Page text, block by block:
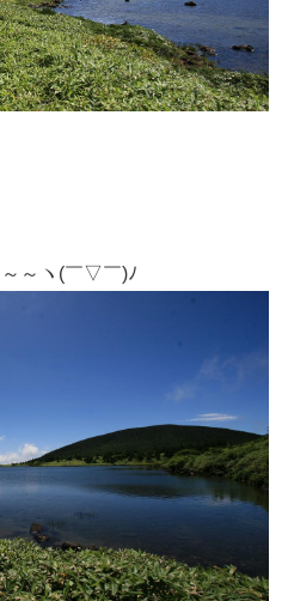
～ヽ(￣▽￣)ﾉ